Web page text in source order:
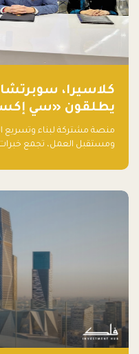
كلاسيرا،
يطلقون «سي
تقنيات التعليم
منصة مشتركة لبناء وتسريع
ومستقبل العمل، تجمع
العالمية.